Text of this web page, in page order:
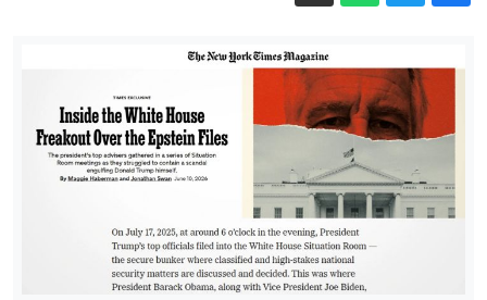
مصادر: السعودية وباكستان وتركيا ستوقّع
اتفاقية دفاع مشترك اليوم
إنشاء فيروسات بالذكاء الاصطناعي..
مخاوف من"اختراع أمراض"
بلومبيرغ: كثرة حالات الانتحار في قيادة
الأمن السيبراني بالجيش الأمريكي تثير قلق
القادة العسكريين
غالوزين: محاولات الغرب لإضعاف العلاقات